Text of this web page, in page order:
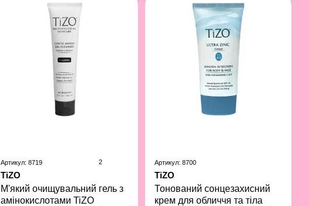
Артикул: 8719 2
TiZO
М'який очищувальний гель з
амінокислотами TiZO
Артикул: 8700
TiZO
Тонований сонцезахисний
крем для обличчя та тіла